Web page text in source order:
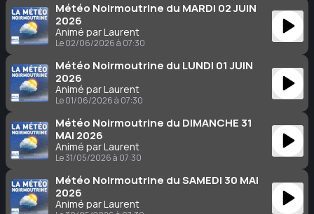
Météo Noirmoutrine du MARDI 02 JUIN
2026
Animé par Laurent
Le 02/06/2026 à 07:30
Météo Noirmoutrine du LUNDI 01 JUIN
2026
Animé par Laurent
Le 01/06/2026 à 07:30
Météo Noirmoutrine du DIMANCHE 31
MAI 2026
Animé par Laurent
Le 31/05/2026 à 07:30
Météo Noirmoutrine du SAMEDI 30 MAI
2026
Animé par Laurent